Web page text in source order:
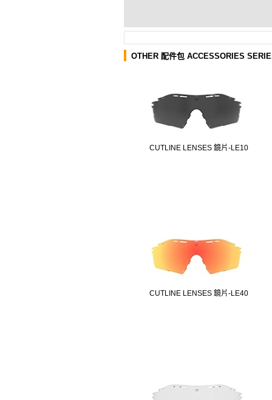
OTHER 配件包 ACCESSORIES
CUTLINE LENSES 鏡片-LE10
CUTLINE LENSES 鏡片-LE40